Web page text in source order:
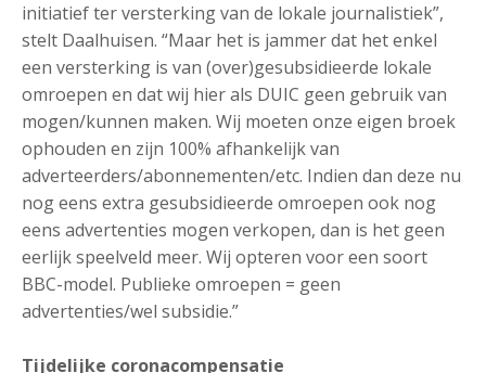
initiatief ter versterking van de lokale journalistiek”,
stelt Daalhuisen. “Maar het is jammer dat het enkel
een versterking is van (over)gesubsidieerde lokale
omroepen en dat wij hier als DUIC geen gebruik van
mogen/kunnen maken. Wij moeten onze eigen broek
ophouden en zijn 100% afhankelijk van
adverteerders/abonnementen/etc. Indien dan deze nu
nog eens extra gesubsidieerde omroepen ook nog
eens advertenties mogen verkopen, dan is het geen
eerlijk speelveld meer. Wij opteren voor een soort
BBC-model. Publieke omroepen = geen
advertenties/wel subsidie.”
Tijdelijke coronacompensatie